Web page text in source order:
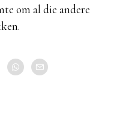
om al die andere